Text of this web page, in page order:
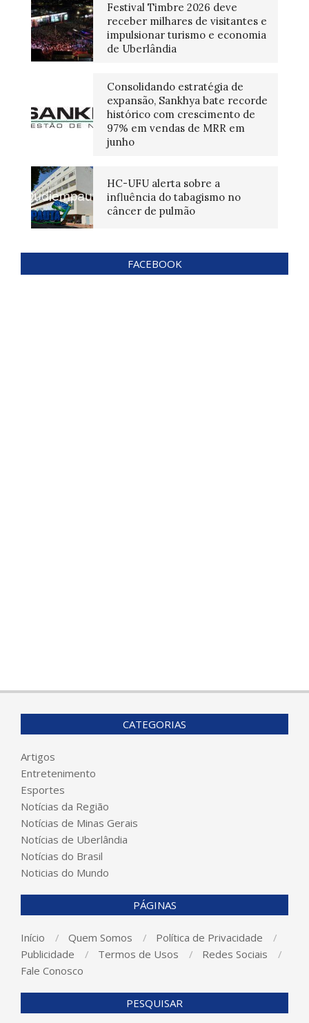
Festival Timbre 2026 deve
receber milhares de visitantes e
impulsionar turismo e economia
de Uberlândia
Consolidando estratégia de
expansão, Sankhya bate recorde
histórico com crescimento de
97% em vendas de MRR em
junho
HC-UFU alerta sobre a
influência do tabagismo no
câncer de pulmão
FACEBOOK
CATEGORIAS
Artigos
Entretenimento
Esportes
Notícias da Região
Notícias de Minas Gerais
Notícias de Uberlândia
Notícias do Brasil
Noticias do Mundo
PÁGINAS
Início Quem Somos
Política de Privacidade
Publicidade
Termos de Usos
Redes Sociais
Fale Conosco
PESQUISAR